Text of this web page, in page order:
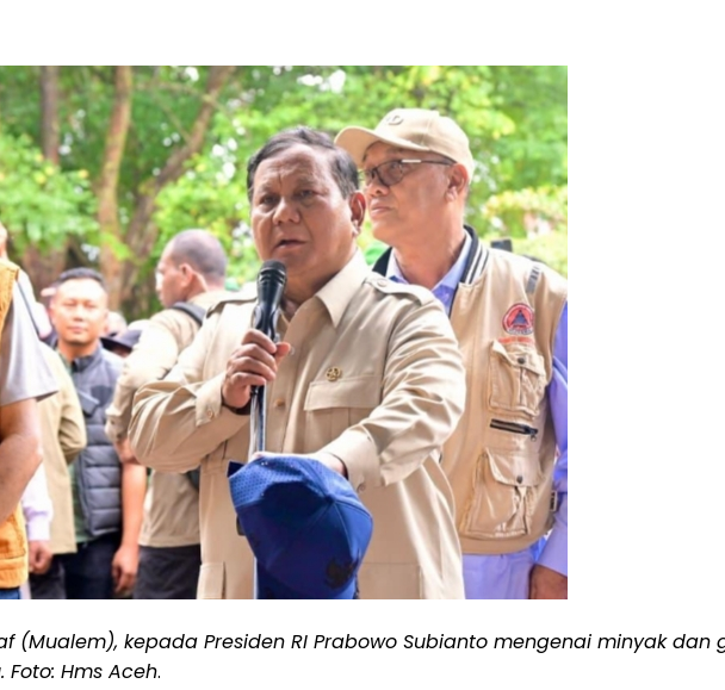
(Mualem), kepada Presiden RI Prabowo Subianto mengenai minyak
Hms Aceh.